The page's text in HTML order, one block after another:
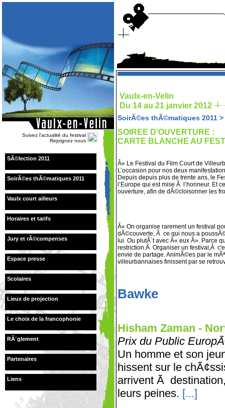
Suivez l'actualité du festival
Rejoignez nous
SÃ©lection 2011
SoirÃ©es thÃ©matiques 2011
Vaulx court ailleurs
Horaires et tarifs
Jury et rÃ©compenses
Espace presse
Scolaires
Lieux de projection
Le choix de la francophonie
RÃ¨glement
Partenaires
Liens
Vaulx-en-Velin
Du 14 au 21 janvier 2012
SoirÃ©es thÃ©matiques 2011 >
SOIREE D’OUVERTURE :
CARTE BLANCHE AU
Â« Le Festival du Film Court de
L’occasion pour nos deux
Depuis depuis plus de trente ans, le
l’Europe qui est mise Ã l’honneur. Et
ouverture, afin de dÃ©cloisonner les
Â« On organise rarement un festival
dÃ©couverte, Ã ce qui nous a
lui. Ou plutÃ´t avec Â« eux Â». Parce
restriction.Â Organiser un festival,Â
envie de partage. AnimÃ©es par le
villeurbannaises finissent par se
Bawke
Hisham Zaman -
Prix du Public
Un homme et son
hissent sur le
arrivent Ã
leurs peines. [...]